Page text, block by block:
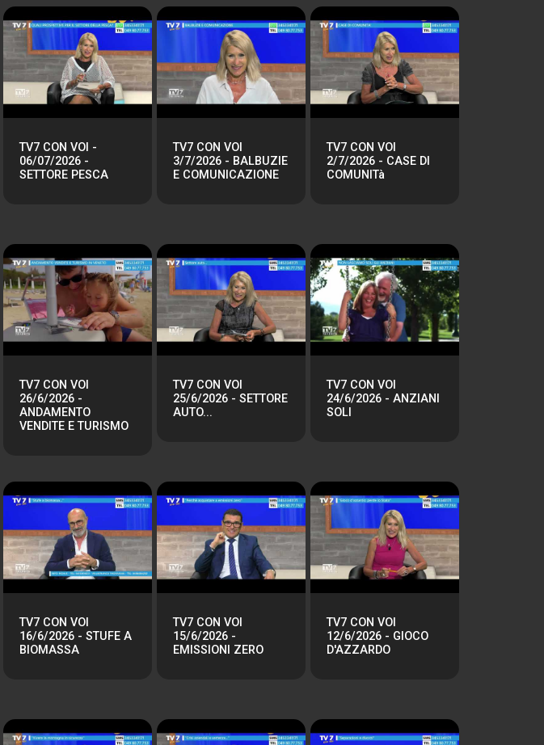
TV7 CON VOI -
06/07/2026 -
SETTORE PESCA
TV7 CON VOI
3/7/2026 - BALBUZIE
E COMUNICAZIONE
TV7 CON VOI
2/7/2026 - CASE DI
COMUNITà
TV7 CON VOI
26/6/2026 -
ANDAMENTO
VENDITE E TURISMO
TV7 CON VOI
25/6/2026 - SETTORE
AUTO...
TV7 CON VOI
24/6/2026 - ANZIANI
SOLI
TV7 CON VOI
16/6/2026 - STUFE A
BIOMASSA
TV7 CON VOI
15/6/2026 -
EMISSIONI ZERO
TV7 CON VOI
12/6/2026 - GIOCO
D'AZZARDO